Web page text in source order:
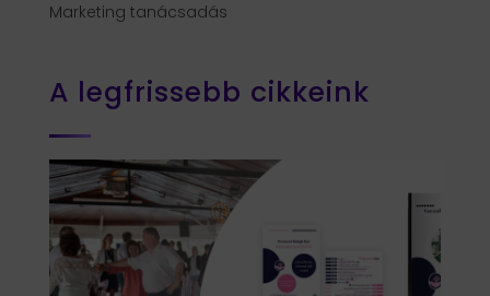
Marketing tanácsadás
A legfrissebb cikkeink